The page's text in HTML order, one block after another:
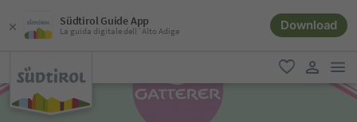
Südtirol Guide App
La guida digitale dell´Alto Adige Download
favoriti
user link